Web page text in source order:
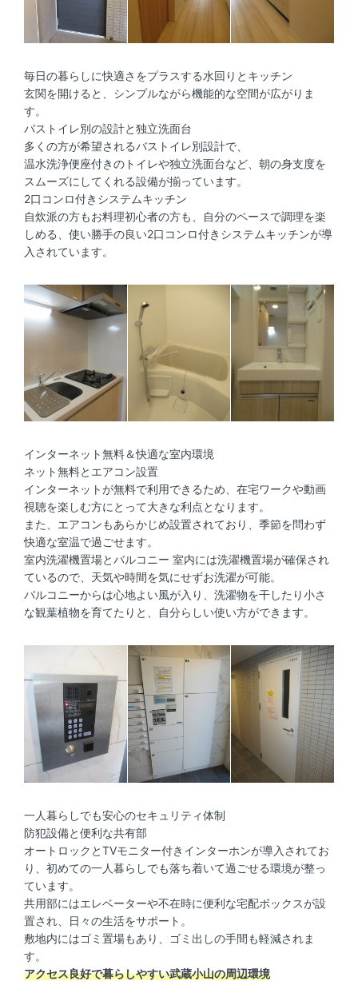
毎日の暮らしに快適さをプラスする水回りとキッチン
玄関を開けると、シンプルながら機能的な空間が広がりま
す。
バストイレ別の設計と独立洗面台
多くの方が希望されるバストイレ別設計で、
温水洗浄便座付きのトイレや独立洗面台など、朝の身支度を
スムーズにしてくれる設備が揃っています。
2口コンロ付きシステムキッチン
自炊派の方もお料理初心者の方も、自分のペースで調理を楽
しめる、使い勝手の良い2口コンロ付きシステムキッチンが導
入されています。
インターネット無料＆快適な室内環境
ネット無料とエアコン設置
インターネットが無料で利用できるため、在宅ワークや動画
視聴を楽しむ方にとって大きな利点となります。
また、エアコンもあらかじめ設置されており、季節を問わず
快適な室温で過ごせます。
室内洗濯機置場とバルコニー 室内には洗濯機置場が確保され
ているので、天気や時間を気にせずお洗濯が可能。
バルコニーからは心地よい風が入り、洗濯物を干したり小さ
な観葉植物を育てたりと、自分らしい使い方ができます。
一人暮らしでも安心のセキュリティ体制
防犯設備と便利な共有部
オートロックとTVモニター付きインターホンが導入されてお
り、初めての一人暮らしでも落ち着いて過ごせる環境が整っ
ています。
共用部にはエレベーターや不在時に便利な宅配ボックスが設
置され、日々の生活をサポート。
敷地内にはゴミ置場もあり、ゴミ出しの手間も軽減されま
す。
アクセス良好で暮らしやすい武蔵小山の周辺環境